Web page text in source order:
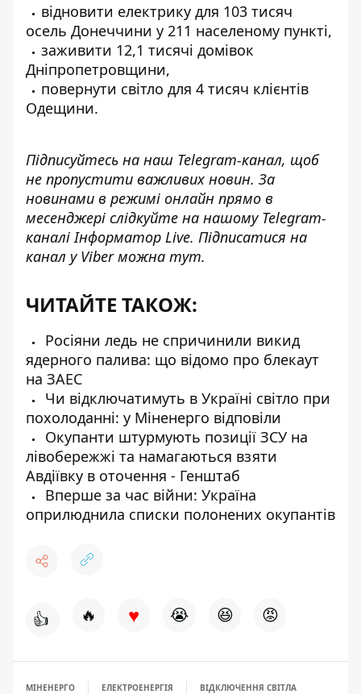
відновити електрику для 103 тисяч
осель Донеччини у 211 населеному пункті,
заживити 12,1 тисячі домівок
Дніпропетровщини,
повернути світло для 4 тисяч клієнтів
Одещини.
Підписуйтесь на наш Telegram-канал, щоб
не пропустити важливих новин. За
новинами в режимі онлайн прямо в
месенджері слідкуйте на нашому Telegram-
каналі Інформатор Live. Підписатися на
канал у Viber можна тут.
ЧИТАЙТЕ ТАКОЖ:
Росіяни ледь не спричинили викид
ядерного палива: що відомо про блекаут
на ЗАЕС
Чи відключатимуть в Україні світло при
похолоданні: у Міненерго відповіли
Окупанти штурмують позиції ЗСУ на
лівобережжі та намагаються взяти
Авдіївку в оточення - Генштаб
Вперше за час війни: Україна
оприлюднила списки полонених окупантів
👍 🔥 ♥ 😭 😆 😡
МІНЕНЕРГО ЕЛЕКТРОЕНЕРГІЯ ВІДКЛЮЧЕННЯ СВІТЛА